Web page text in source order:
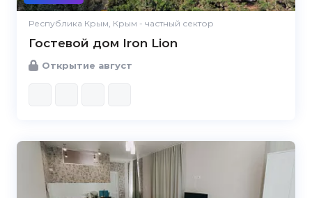
Республика Крым, Крым - частный сектор
Гостевой дом Iron Lion
Открытие август